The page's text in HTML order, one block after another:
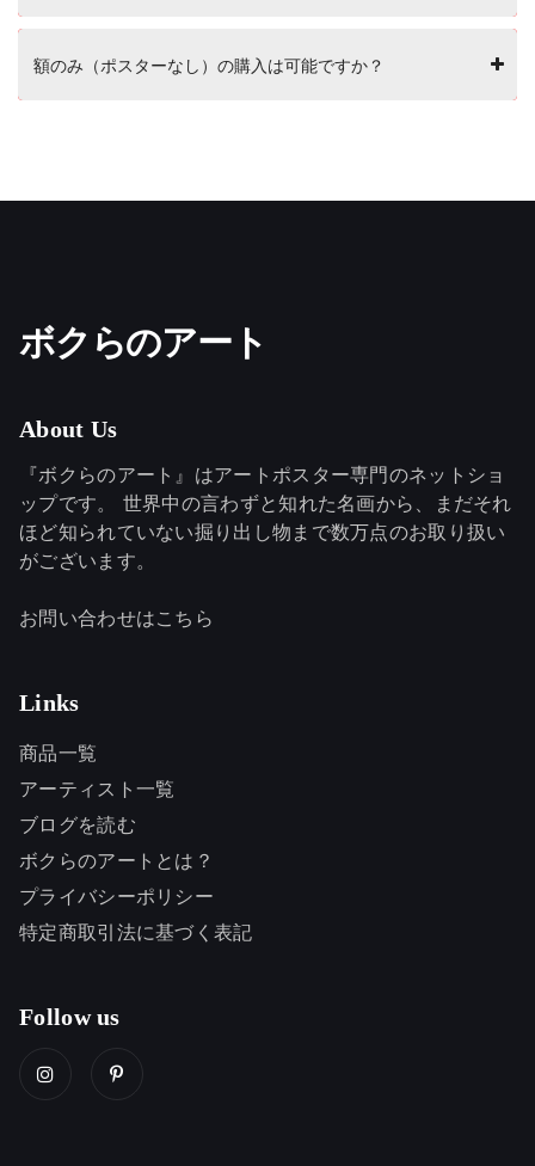
額のみ（ポスターなし）の購入は可能ですか？
ボクらのアート
About Us
『ボクらのアート』はアートポスター専門のネットショ
ップです。 世界中の言わずと知れた名画から、まだそれ
ほど知られていない掘り出し物まで数万点のお取り扱い
がございます。
お問い合わせはこちら
Links
商品一覧
アーティスト一覧
ブログを読む
ボクらのアートとは？
プライバシーポリシー
特定商取引法に基づく表記
Follow us